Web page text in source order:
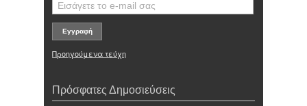
Προηγούμενα τεύχη
Πρόσφατες Δημοσιεύσεις